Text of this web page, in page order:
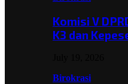
Komisi V
K3 dan
Birokrasi